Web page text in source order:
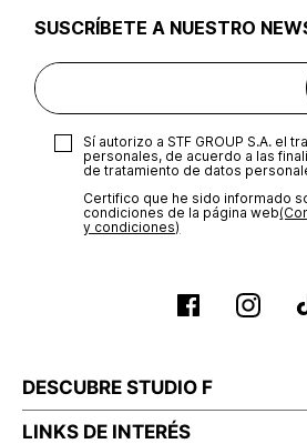
SUSCRÍBETE A NUESTRO
Sí autorizo a STF GROUP S.A. el
personales, de acuerdo a las
de tratamiento de datos
Certifico que he sido informado
condiciones de la página web‎
y condiciones)
DESCUBRE STUDIO F
LINKS DE INTERÉS